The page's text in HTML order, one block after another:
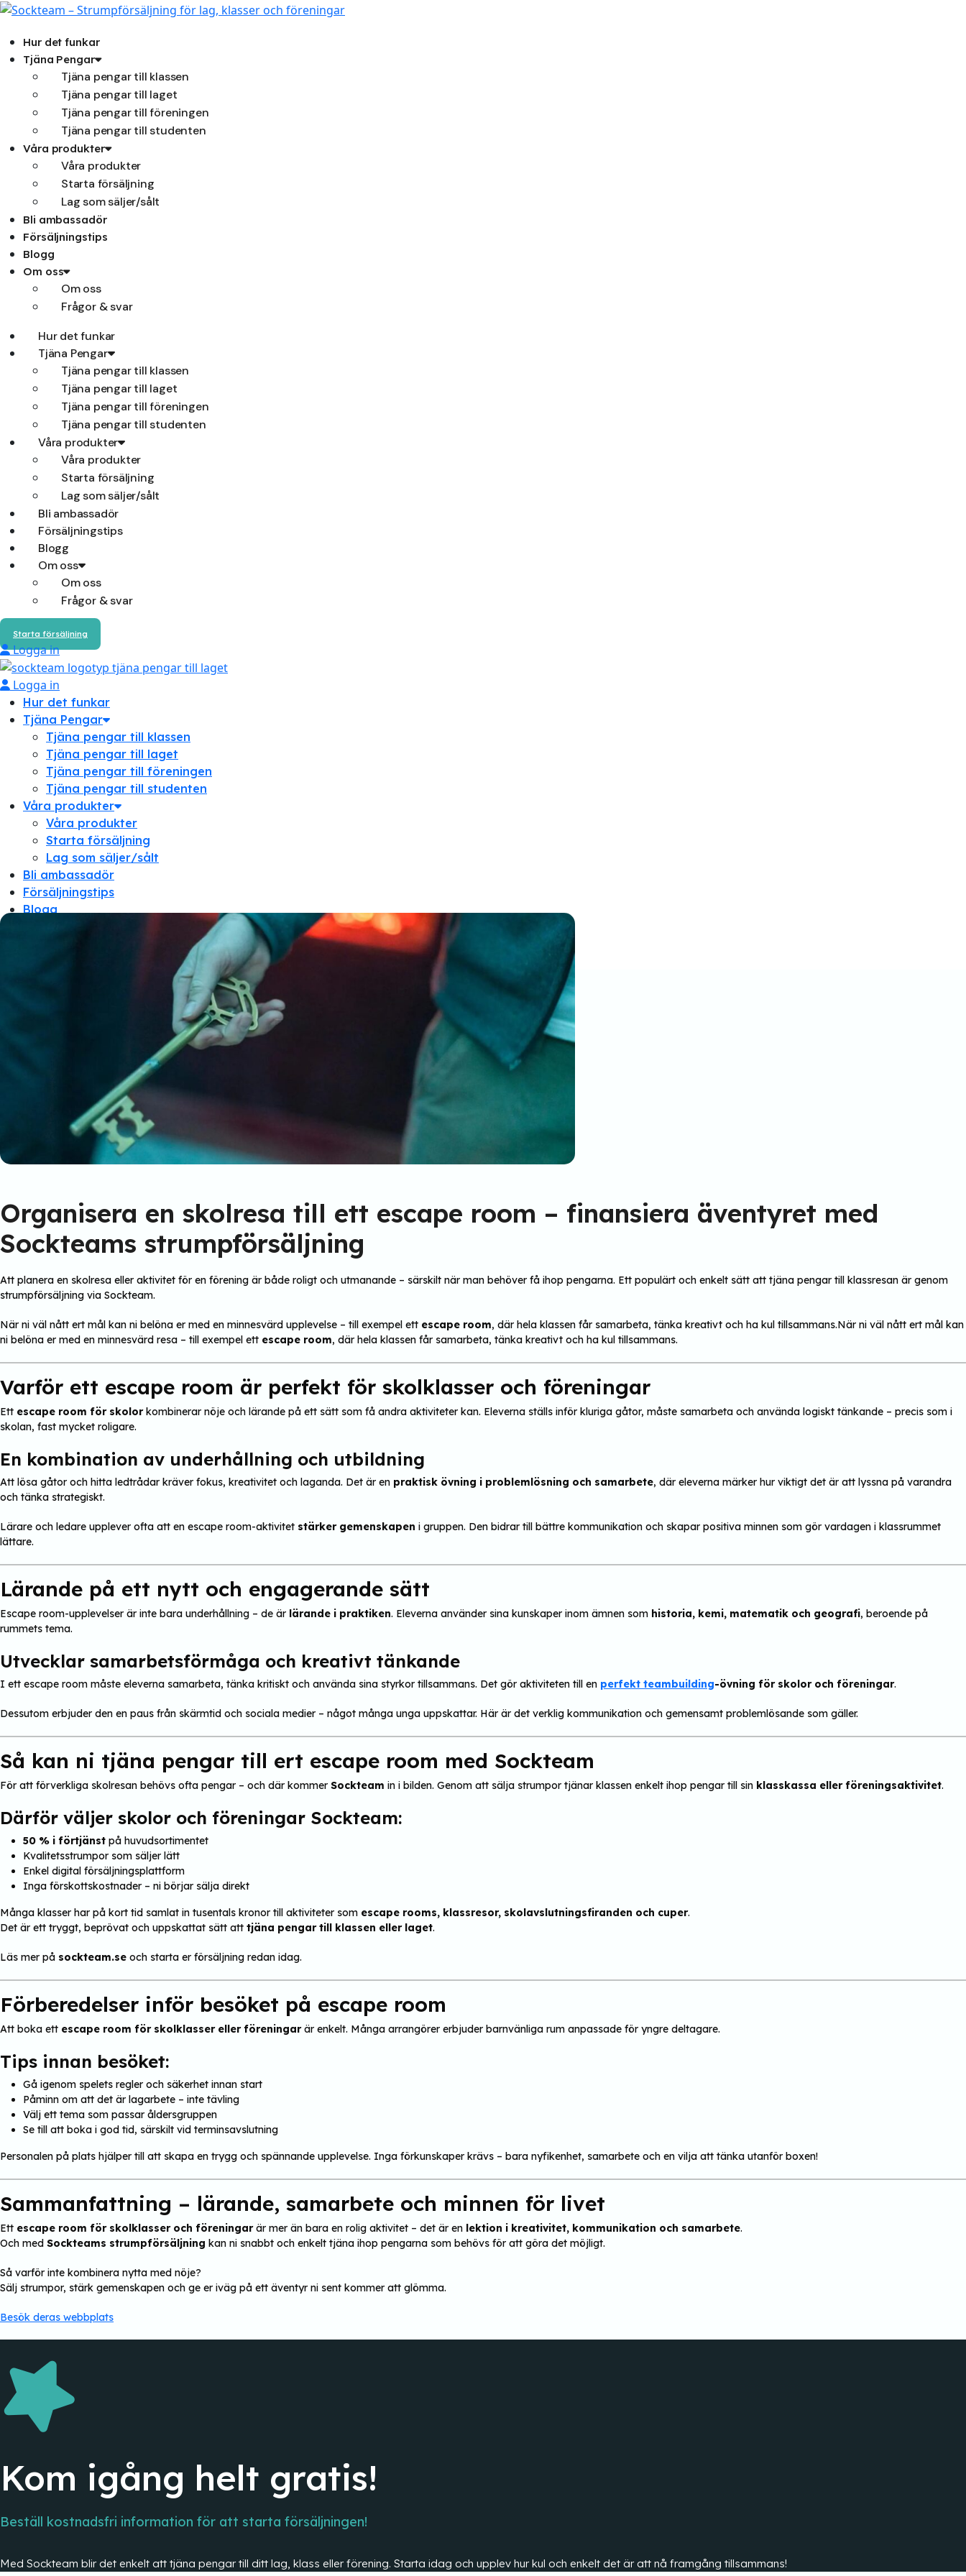
Hoppa
innehållHur det funkar
Tjäna Pengar
Tjäna pengar till klassen
Tjäna pengar till laget
Tjäna pengar till föreningen
Tjäna pengar till studenten
Våra produkter
Våra produkter
Starta försäljning
Lag som säljer/sålt
Bli ambassadör
Försäljningstips
Blogg
Om oss
Om oss
Frågor & svar
Hur det funkar
Tjäna Pengar
Tjäna pengar till klassen
Tjäna pengar till laget
Tjäna pengar till föreningen
Tjäna pengar till studenten
Våra produkter
Våra produkter
Starta försäljning
Lag som säljer/sålt
Bli ambassadör
Försäljningstips
Blogg
Om oss
Om oss
Frågor & svar
Starta försäljning
Logga in
Logga in
Hur det funkar
Tjäna Pengar
Tjäna pengar till klassen
Tjäna pengar till laget
Tjäna pengar till föreningen
Tjäna pengar till studenten
Våra produkter
Våra produkter
Starta försäljning
Lag som säljer/sålt
Bli ambassadör
Försäljningstips
Blogg
Organisera en skolresa till ett escape room – finansiera äventyret med
Sockteams strumpförsäljning
Att planera en skolresa eller aktivitet för en förening är både roligt och utmanande – särskilt när man behöver få ihop pengarna. Ett populärt och enkelt sätt att tjäna pengar till klassresan är genom
strumpförsäljning via Sockteam.
När ni väl nått ert mål kan ni belöna er med en minnesvärd upplevelse – till exempel ett escape room, där hela klassen får samarbeta, tänka kreativt och ha kul tillsammans.När ni väl nått ert mål kan
ni belöna er med en minnesvärd resa – till exempel ett escape room, där hela klassen får samarbeta, tänka kreativt och ha kul tillsammans.
Varför ett escape room är perfekt för skolklasser och föreningar
Ett escape room för skolorkombinerar nöje och lärande på ett sätt som få andra aktiviteter kan. Eleverna ställs inför kluriga gåtor, måste samarbeta och använda logiskt tänkande – precis som i
skolan, fast mycket roligare.
En kombination av underhållning och utbildning
Att lösa gåtor och hitta ledtrådar kräver fokus, kreativitet och laganda. Det är en praktisk övning i problemlösning och samarbete, där eleverna märker hur viktigt det är att lyssna på varandra
och tänka strategiskt.
Lärare och ledare upplever ofta att en escape room-aktivitet stärker gemenskapen i gruppen. Den bidrar till bättre kommunikation och skapar positiva minnen som gör vardagen i klassrummet
lättare.
Lärande på ett nytt och engagerande sätt
Escape room-upplevelser är inte bara underhållning – de är lärande i praktiken. Eleverna använder sina kunskaper inom ämnen som historia, kemi, matematik och geografi, beroende på
rummets tema.
Utvecklar samarbetsförmåga och kreativt tänkande
I ett escape room måste eleverna samarbeta, tänka kritiskt och använda sina styrkor tillsammans. Det gör aktiviteten till en perfekt teambuilding-övning för skolor och föreningar.
Dessutom erbjuder den en paus från skärmtid och sociala medier – något många unga uppskattar. Här är det verklig kommunikation och gemensamt problemlösande som gäller.
Så kan ni tjäna pengar till ert escape room med Sockteam
För att förverkliga skolresan behövs ofta pengar – och där kommer Sockteam in i bilden. Genom att sälja strumpor tjänar klassen enkelt ihop pengar till sin klasskassa eller föreningsaktivitet.
Därför väljer skolor och föreningar Sockteam:
50 % i förtjänst på huvudsortimentet
Kvalitetsstrumpor som säljer lätt
Enkel digital försäljningsplattform
Inga förskottskostnader – ni börjar sälja direkt
Många klasser har på kort tid samlat in tusentals kronor till aktiviteter som escape rooms, klassresor, skolavslutningsfiranden och cuper.
Det är ett tryggt, beprövat och uppskattat sätt att tjäna pengar till klassen eller laget.
Läs mer på sockteam.se och starta er försäljning redan idag.
Förberedelser inför besöket på escape room
Att boka ett escape room för skolklasser eller föreningarär enkelt. Många arrangörer erbjuder barnvänliga rum anpassade för yngre deltagare.
Tips innan besöket:
Gå igenom spelets regler och säkerhet innan start
Påminn om att det är lagarbete – inte tävling
Välj ett tema som passar åldersgruppen
Se till att boka i god tid, särskilt vid terminsavslutning
Personalen på plats hjälper till att skapa en trygg och spännande upplevelse. Inga förkunskaper krävs – bara nyfikenhet, samarbete och en vilja att tänka utanför boxen!
Sammanfattning – lärande, samarbete och minnen för livet
Ett escape room för skolklasser och föreningarär mer än bara en rolig aktivitet – det är en lektion i kreativitet, kommunikation och samarbete.
Och med Sockteams strumpförsäljning kan ni snabbt och enkelt tjäna ihop pengarna som behövs för att göra det möjligt.
Så varför inte kombinera nytta med nöje?
Sälj strumpor, stärk gemenskapen och ge er iväg på ett äventyr ni sent kommer att glömma.
Besök deras webbplats
Kom igång helt gratis!
Beställ kostnadsfri information för att starta försäljningen!
Med Sockteam blir det enkelt att tjäna pengar till ditt lag, klass eller förening. Starta idag och upplev hur kul och enkelt det är att nå framgång tillsammans!